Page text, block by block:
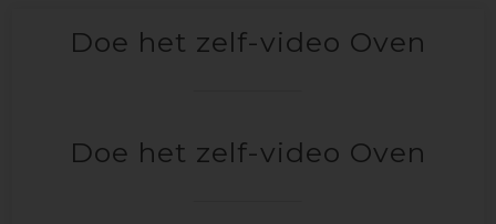
Doe het zelf-video Oven
Doe het zelf-video Oven